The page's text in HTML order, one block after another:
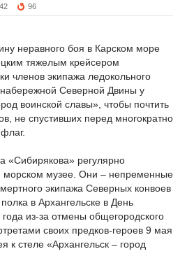
96
неравного боя в Карском море
тяжелым крейсером
членов экипажа ледокольного
Северной Двины у
воинской славы», чтобы почтить
не спустивших перед многократно
«Сибирякова» регулярно
морском музее. Они – непременные
экипажа Северных конвоев
в Архангельске в День
из-за отмены общегородского
своих предков-героев 9 мая
к стеле «Архангельск – город